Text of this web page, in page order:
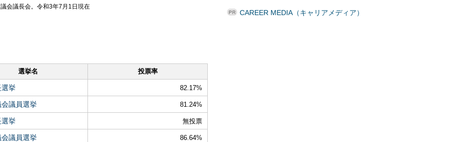
会議長会。令和3年7月1日現在
選挙名 投票率
挙 82.17%
議員選挙 81.24%
挙 無投票
議員選挙 86.64%
CAREER MEDIA（キャリアメディア）